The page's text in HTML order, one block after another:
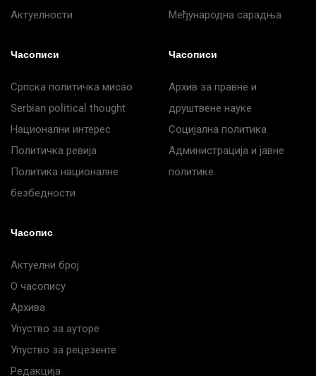
Актуелности
Међународна сарадња
Часописи
Српска политичка мисао
Serbian political thought
Национални интерес
Политичка ревија
Политика националне
безбедности
Часописи
Архив за правне и
друштвене науке
Социјална политика
Администрација и јавне
политике
Часопис
Актуелни број
О часопису
Архива
Упуство за ауторе
Упуство за рецезенте
Редакција